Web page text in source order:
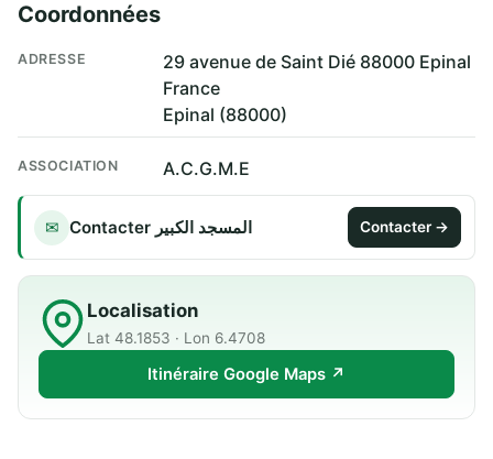
Coordonnées
ADRESSE
29 avenue de Saint Dié 88000 Epinal
France
Epinal (88000)
ASSOCIATION A.C.G.M.E
✉ Contacter المسجد الكبير Contacter →
Localisation
Lat 48.1853 · Lon 6.4708
Itinéraire Google Maps ↗